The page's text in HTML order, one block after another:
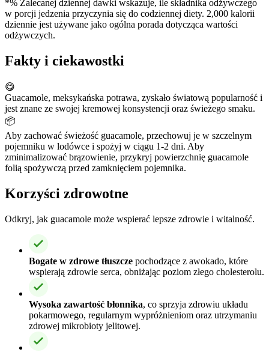
*% Zalecanej dziennej dawki wskazuje, ile składnika odżywczego
w porcji jedzenia przyczynia się do codziennej diety. 2,000 kalorii
dziennie jest używane jako ogólna porada dotycząca wartości
odżywczych.
Fakty i ciekawostki
😋
Guacamole, meksykańska potrawa, zyskało światową popularność i
jest znane ze swojej kremowej konsystencji oraz świeżego smaku.
📦
Aby zachować świeżość guacamole, przechowuj je w szczelnym
pojemniku w lodówce i spożyj w ciągu 1-2 dni. Aby
zminimalizować brązowienie, przykryj powierzchnię guacamole
folią spożywczą przed zamknięciem pojemnika.
Korzyści zdrowotne
Odkryj, jak guacamole może wspierać lepsze zdrowie i witalność.
Bogate w zdrowe tłuszcze pochodzące z awokado, które
wspierają zdrowie serca, obniżając poziom złego cholesterolu.
Wysoka zawartość błonnika, co sprzyja zdrowiu układu
pokarmowego, regularnym wypróżnieniom oraz utrzymaniu
zdrowej mikrobioty jelitowej.